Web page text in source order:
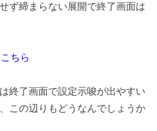
ず締まらない展開で終了画面は
ちら
終了画面で設定示唆が出やすい
この辺りもどうなんでしょうか